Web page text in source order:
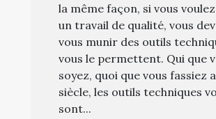
la même façon, si vous
un travail de qualité, vous
vous munir des outils
vous le permettent. Qui que
soyez, quoi que vous fassiez
siècle, les outils techniques
sont...